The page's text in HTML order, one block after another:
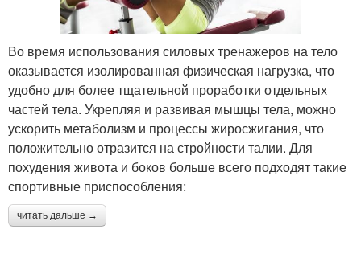
Во время использования силовых тренажеров на тело
оказывается изолированная физическая нагрузка, что
удобно для более тщательной проработки отдельных
частей тела. Укрепляя и развивая мышцы тела, можно
ускорить метаболизм и процессы жиросжигания, что
положительно отразится на стройности талии. Для
похудения живота и боков больше всего подходят такие
спортивные приспособления:
читать дальше →